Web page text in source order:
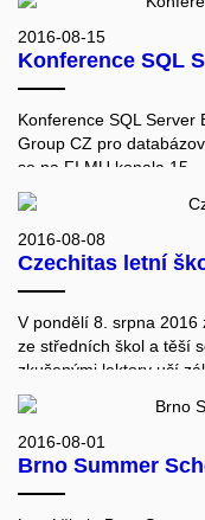
16.-17.9.2016. Všechny
studenti se dozvěděli
o univerzitě,
2016-08-15
Konference SQL
Konference SQL Server
Group CZ pro
se na FI MU konala 15.
účastníků. Přednášeli
Jedním z členů
Gešvindr.
2016-08-08
Czechitas letní
V pondělí 8. srpna 2016
ze středních škol a těší
zkušenými lektory učí
vlastní webovou
Organizační jádro týmu
působí anebo ještě
nahlédnete pod
2016-08-01
Brno Summer